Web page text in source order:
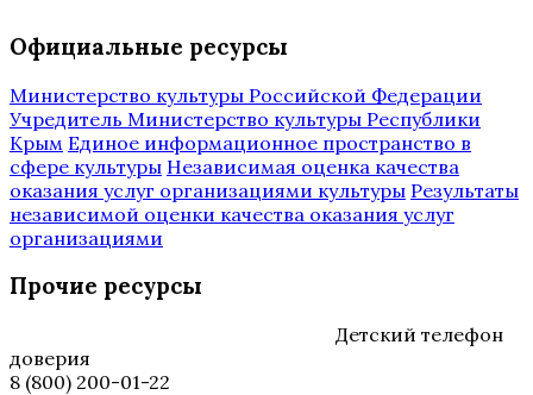
Официальные ресурсы
Министерство культуры Российской Федерации
Учредитель Министерство культуры Республики
Крым Единое информационное пространство в
сфере культуры Независимая оценка качества
оказания услуг организациями культуры Результаты
независимой оценки качества оказания услуг
организациями
Прочие ресурсы
Детский телефон
доверия
8 (800) 200-01-22